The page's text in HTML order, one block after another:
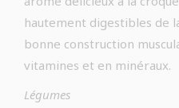
hautement digestibles de
bonne construction
vitamines et en minéraux.
Légumes